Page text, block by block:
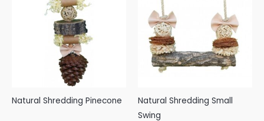
Natural Shredding Pinecone
Natural Shredding Small
Swing